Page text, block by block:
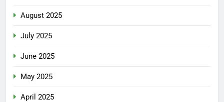
August 2025
July 2025
June 2025
May 2025
April 2025